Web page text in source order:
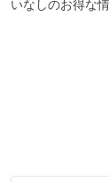
いなしのお得な